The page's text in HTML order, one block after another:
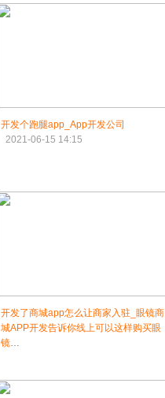
开发个跑腿app_App开发公司
2021-06-15 14:15
开发了商城app怎么让商家入驻_眼镜商
城APP开发告诉你线上可以这样购买眼
镜